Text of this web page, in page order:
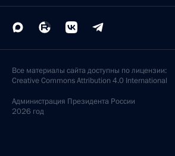
Все материалы сайта доступны по лицензии:
Creative Commons Attribution 4.0 International
Администрация Президента России
2026 год